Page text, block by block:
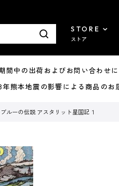
STORE
ストア
中の出荷およびお問い合わせに
本地震の影響による商品のお
ルーの伝説 アスタリット星国記１